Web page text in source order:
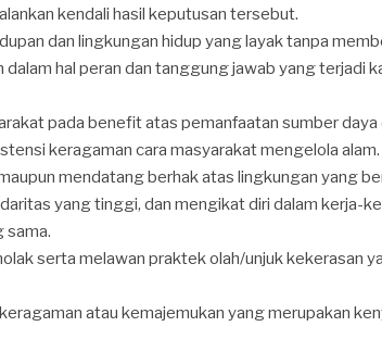
kendali hasil keputusan tersebut.
dan lingkungan hidup yang layak tanpa
hal peran dan tanggung jawab yang terjadi
pada benefit atas pemanfaatan sumber
keragaman cara masyarakat mengelola alam.
mendatang berhak atas lingkungan yang
yang tinggi, dan mengikat diri dalam kerja-
sama.
serta melawan praktek olah/unjuk kekerasan
atau kemajemukan yang merupakan